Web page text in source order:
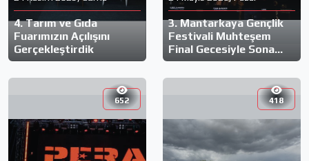
4. Tarım ve Gıda
Fuarımızın Açılışını
Gerçekleştirdik
3. Mantarkaya Gençlik
Festivali Muhteşem
Final Gecesiyle Sona
Erdi!
652 418